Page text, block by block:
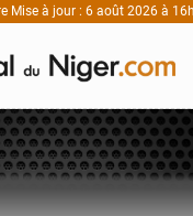
Mise à jour : 6 août 2026 à